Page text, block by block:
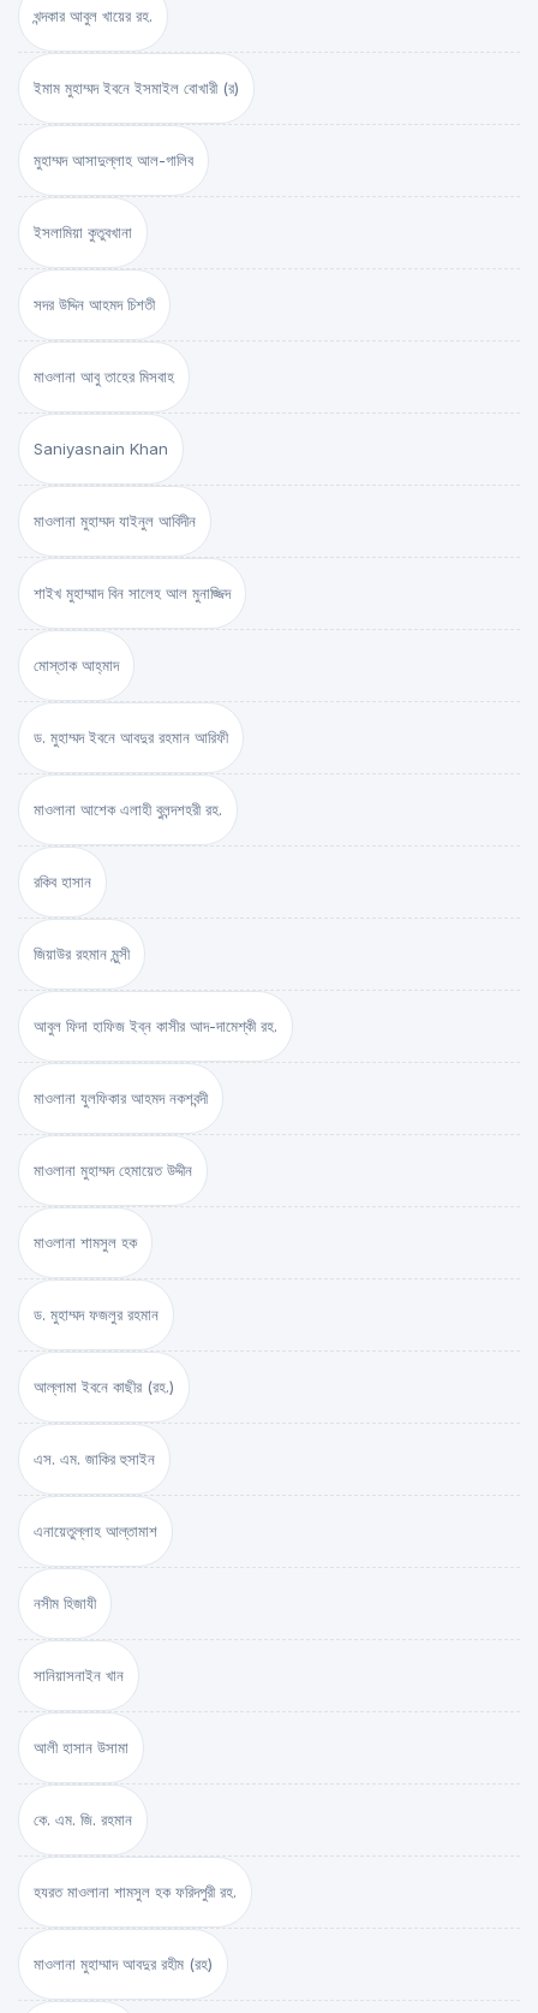
খন্দকার আবুল খায়ের রহ.
ইমাম মুহাম্মদ ইবনে ইসমাইল বোখারী (র)
মুহাম্মদ আসাদুল্লাহ আল-গালিব
ইসলামিয়া কুতুবখানা
সদর উদ্দিন আহমদ চিশতী
মাওলানা আবু তাহের মিসবাহ
Saniyasnain Khan
মাওলানা মুহাম্মদ যাইনুল আবিদীন
শাইখ মুহাম্মাদ বিন সালেহ আল মুনাজ্জিদ
মোস্তাক আহ্‌মাদ
ড. মুহাম্মদ ইবনে আবদুর রহমান আরিফী
মাওলানা আশেক এলাহী বুলন্দশহরী রহ.
রকিব হাসান
জিয়াউর রহমান মুন্সী
আবুল ফিদা হাফিজ ইব্‌ন কাসীর আদ-দামেশ্‌কী রহ.
মাওলানা যুলফিকার আহমদ নকশবন্দী
মাওলানা মুহাম্মদ হেমায়েত উদ্দীন
মাওলানা শামসুল হক
ড. মুহাম্মদ ফজলুর রহমান
আল্লামা ইবনে কাছীর (রহ.)
এস. এম. জাকির হুসাইন
এনায়েতুল্লাহ আল্‌তামাশ
নসীম হিজাযী
সানিয়াসনাইন খান
আলী হাসান উসামা
কে. এম. জি. রহমান
হযরত মাওলানা শামসুল হক ফরিদপুরী রহ.
মাওলানা মুহাম্মাদ আবদুর রহীম (রহ)